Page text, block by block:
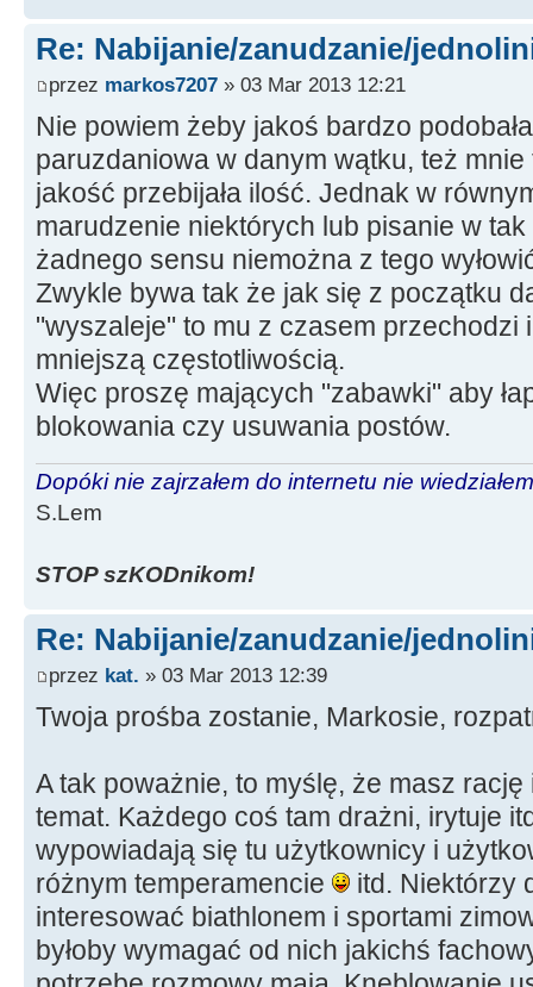
Re: Nabijanie/zanudzanie/
przez markos7207 » 03 Mar 2013 12:21
Nie powiem żeby jakoś bardzo
paruzdaniowa w danym wątku, też
jakość przebijała ilość. Jednak w
marudzenie niektórych lub pisanie w
żadnego sensu niemożna z tego
Zwykle bywa tak że jak się z początku
"wyszaleje" to mu z czasem przechodzi
mniejszą częstotliwością.
Więc proszę mających "zabawki" aby
blokowania czy usuwania postów.
Dopóki nie zajrzałem do internetu nie
S.Lem
STOP szKODnikom!
Re: Nabijanie/zanudzanie/
przez kat. » 03 Mar 2013 12:39
Twoja prośba zostanie, Markosie,
A tak poważnie, to myślę, że masz
temat. Każdego coś tam drażni, irytuje
wypowiadają się tu użytkownicy i
różnym temperamencie
itd. Niektórzy
interesować biathlonem i sportami
byłoby wymagać od nich jakichś